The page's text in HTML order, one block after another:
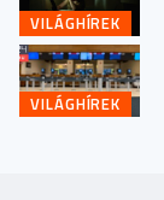
VILÁGHÍREK
VILÁGHÍREK